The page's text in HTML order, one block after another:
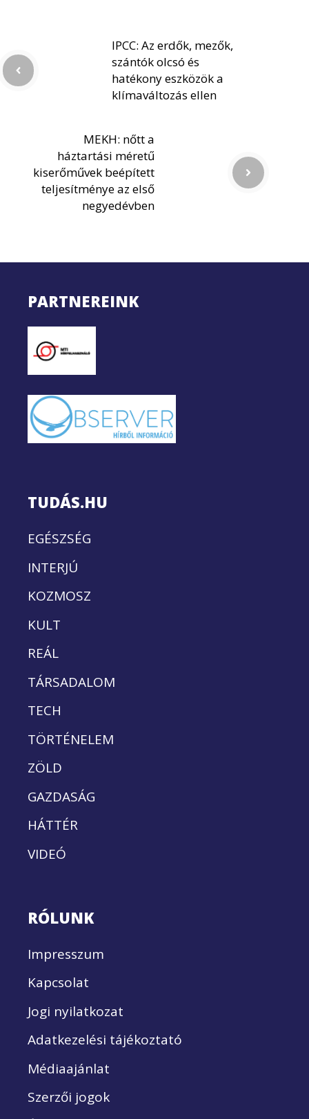
IPCC: Az erdők, mezők,
szántók olcsó és
hatékony eszközök a
klímaváltozás ellen
MEKH: nőtt a
háztartási méretű
kiserőművek beépített
teljesítménye az első
negyedévben
PARTNEREINK
TUDÁS.HU
EGÉSZSÉG
INTERJÚ
KOZMOSZ
KULT
REÁL
TÁRSADALOM
TECH
TÖRTÉNELEM
ZÖLD
GAZDASÁG
HÁTTÉR
VIDEÓ
RÓLUNK
Impresszum
Kapcsolat
Jogi nyilatkozat
Adatkezelési tájékoztató
Médiaajánlat
Szerzői jogok